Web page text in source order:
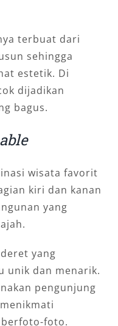
terbuat dari
sehingga
estetik. Di
dijadikan
bagus.
wisata favorit
kiri dan kanan
yang
yang
unik dan menarik.
pengunjung
foto.